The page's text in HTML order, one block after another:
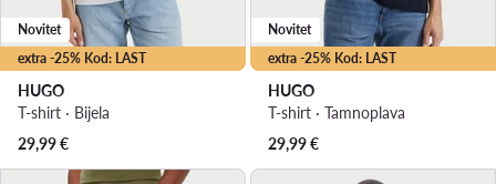
extra -25% Kod: LAST
Novitet
HUGO
T-shirt · Bijela
29,99€
extra -25% Kod: LAST
Novitet
HUGO
T-shirt · Tamnoplava
29,99€